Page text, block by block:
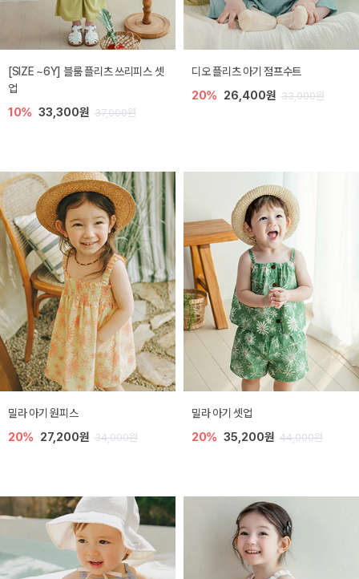
[SIZE ~6Y] 블룸 플리츠 쓰리피스 셋
업
10% 33,300원 37,000원
디오 플리츠 아기 점프수트
20% 26,400원 33,000원
밀라 아기 원피스
20% 27,200원 34,000원
밀라 아기 셋업
20% 35,200원 44,000원